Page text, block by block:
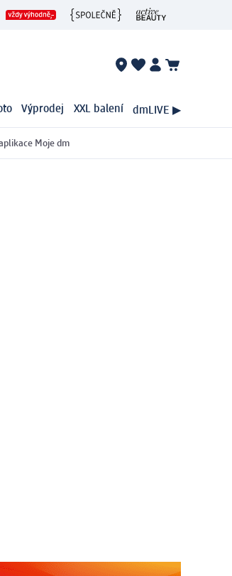
Výprodej XXL balení dmLIVE ▶
Moje dm